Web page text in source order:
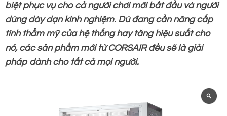
biệt phục vụ cho cả người chơi mới bắt đầu và người
dùng dày dạn kinh nghiệm. Dù đang cần nâng cấp
tính thẩm mỹ của hệ thống hay tăng hiệu suất cho
nó, các sản phẩm mới từ CORSAIR đều sẽ là giải
pháp dành cho tất cả mọi người.